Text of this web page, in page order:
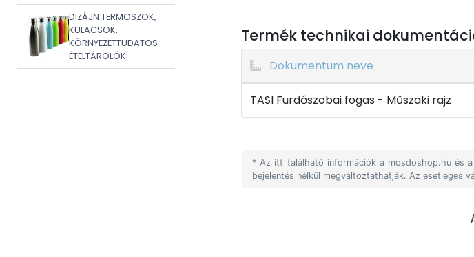
DIZÁJN TERMOSZOK,
KULACSOK,
KÖRNYEZETTUDATOS
ÉTELTÁROLÓK
Termék technikai
Dokumentum neve
TASI Fürdőszobai fogas - Műszaki rajz
* Az itt található információk a mosdoshop.hu és
bejelentés nélkül megváltoztathatják. Az esetleges